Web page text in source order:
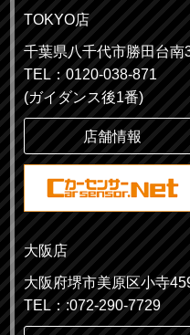
TOKYO店
千葉県八千代市勝田台南
TEL：0120-038-871
(ガイダンス後1番)
店舗情報
大阪店
大阪府堺市美原区小寺
TEL：:072-290-7729